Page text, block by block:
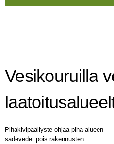
Vesikouruilla
Pihakivipäällyste ohjaa piha-alueen
sadevedet pois rakennusten